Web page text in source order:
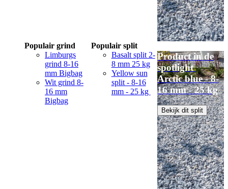
Populair grind
Limburgs
grind 8-16
mm Bigbag
Wit grind 8-
16 mm
Bigbag
Populair split
Basalt split 2-
8 mm 25 kg
Yellow sun
split - 8-16
mm - 25 kg
Product in de
spotlight
Arctic blue - 8-
16 mm - 25 kg
Bekijk dit split